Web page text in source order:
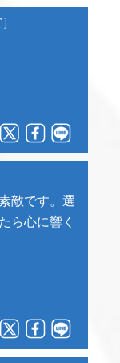
敵です。選
ら心に響く